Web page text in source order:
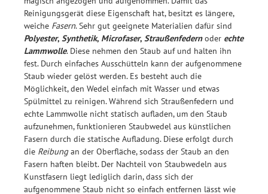
Reinigungsgerät diese Eigenschaft hat, besitzt es längere,
weiche Fasern. Sehr gut geeignete Materialien dafür sind
Polyester, Synthetik, Microfaser, Straußenfedernoder echte
Lammwolle. Diese nehmen den Staub auf und halten ihn
fest. Durch einfaches Ausschütteln kann der aufgenommene
Staub wieder gelöst werden. Es besteht auch die
Möglichkeit, den Wedel einfach mit Wasser und etwas
Spülmittel zu reinigen. Während sich Straußenfedern und
echte Lammwolle nicht statisch aufladen, um den Staub
aufzunehmen, funktionieren Staubwedel aus künstlichen
Fasern durch die statische Aufladung. Diese erfolgt durch
die Reibungan der Oberfläche, sodass der Staub an den
Fasern haften bleibt. Der Nachteil von Staubwedeln aus
Kunstfasern liegt lediglich darin, dass sich der
aufgenommene Staub nicht so einfach entfernen lässt wie